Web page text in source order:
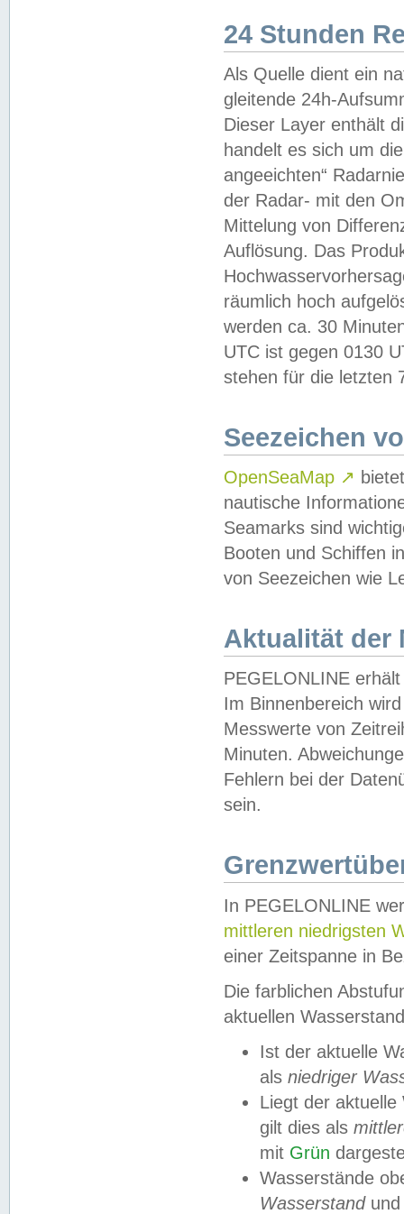
24 Stunden
Als Quelle dient ein
gleitende 24h-
Dieser Layer enthält
handelt es sich um
angeeichten“
der Radar- mit den
Mittelung von
Auflösung. Das
räumlich hoch
werden ca. 30
UTC ist gegen 0130
stehen für die letzten
Seezeichen
OpenSeaMap ↗
nautische
Seamarks sind
Booten und Schiffen
von Seezeichen wie
Aktualität der
PEGELONLINE
Im Binnenbereich
Messwerte von
Minuten.
Fehlern bei der
sein.
In PEGELONLINE
mittleren niedrigsten
einer Zeitspanne in
Die farblichen
aktuellen
Ist der aktuelle
als niedriger
Liegt der
gilt dies als
mit Grün
Wasserstände
Wasserstandund